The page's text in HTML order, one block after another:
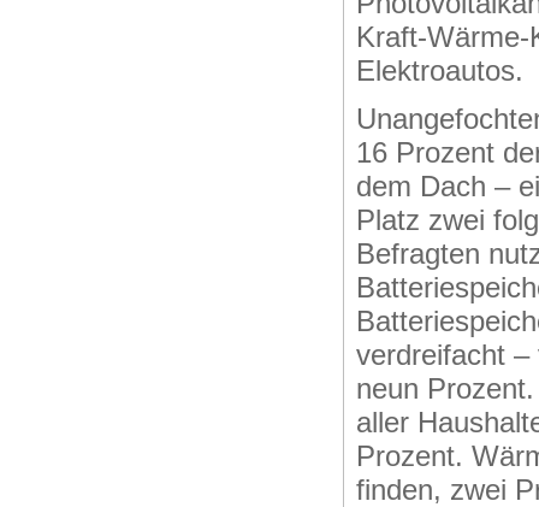
Kraft-Wärme-
Elektroautos.
16 Prozent
dem Dach –
Platz zwei
Befragten
verdreifacht –
neun
aller
Prozent.
finden, zwei